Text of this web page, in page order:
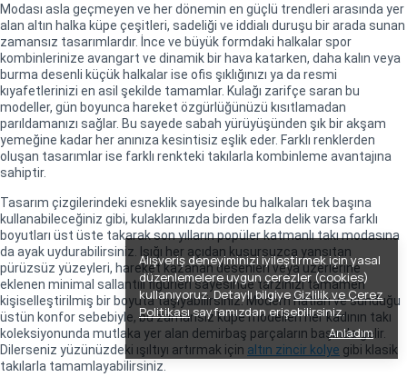
Alışveriş deneyiminizi iyileştirmek için yasal
düzenlemelere uygun çerezler (cookies)
kullanıyoruz. Detaylı bilgiyeGizlilik ve Çerez
Politikasısayfamızdan erişebilirsiniz.
Anladım
Modası asla geçmeyen ve her dönemin en güçlü trendleri arasında yer
alan altın halka küpe çeşitleri, sadeliği ve iddialı duruşu bir arada sunan
zamansız tasarımlardır. İnce ve büyük formdaki halkalar spor
kombinlerinize avangart ve dinamik bir hava katarken, daha kalın veya
burma desenli küçük halkalar ise ofis şıklığınızı ya da resmi
kıyafetlerinizi en asil şekilde tamamlar. Kulağı zarifçe saran bu
modeller, gün boyunca hareket özgürlüğünüzü kısıtlamadan
parıldamanızı sağlar. Bu sayede sabah yürüyüşünden şık bir akşam
yemeğine kadar her anınıza kesintisiz eşlik eder. Farklı renklerden
oluşan tasarımlar ise farklı renkteki takılarla kombinleme avantajına
sahiptir.
Tasarım çizgilerindeki esneklik sayesinde bu halkaları tek başına
kullanabileceğiniz gibi, kulaklarınızda birden fazla delik varsa farklı
boyutları üst üste takarak son yılların popüler katmanlı takı modasına
da ayak uydurabilirsiniz. Işığı her açıdan kusursuzca yansıtan
pürüzsüz yüzeyleri, hareket kazanan desenleri veya üzerlerine
eklenen minimal sallantılı figürleri sayesinde tarzınızı tamamen
kişiselleştirilmiş bir boyuta taşıyabilirsiniz. Modern hatları ve sunduğu
üstün konfor sebebiyle, bu zamansız küpe modelleri her kadının takı
koleksiyonunda mutlaka yer alan demirbaş parçaların başında gelir.
Dilerseniz yüzünüzdeki ışıltıyı artırmak için altın zincir kolye gibi klasik
takılarla tamamlayabilirsiniz.